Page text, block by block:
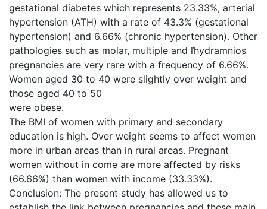
gestational diabetes which represents 23.33%, arterial
hypertension (ATH) with a rate of 43.3% (gestational
hypertension) and 6.66% (chronic hypertension). Other
pathologies such as molar, multiple and ľhydramnios
pregnancies are very rare with a frequency of 6.66%.
Women aged 30 to 40 were slightly over weight and
those aged 40 to 50
were obese.
The BMI of women with primary and secondary
education is high. Over weight seems to affect women
more in urban areas than in rural areas. Pregnant
women without in come are more affected by risks
(66.66%) than women with income (33.33%).
Conclusion: The present study has allowed us to